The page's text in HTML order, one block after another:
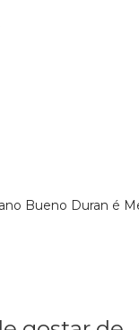
Bueno Duran é